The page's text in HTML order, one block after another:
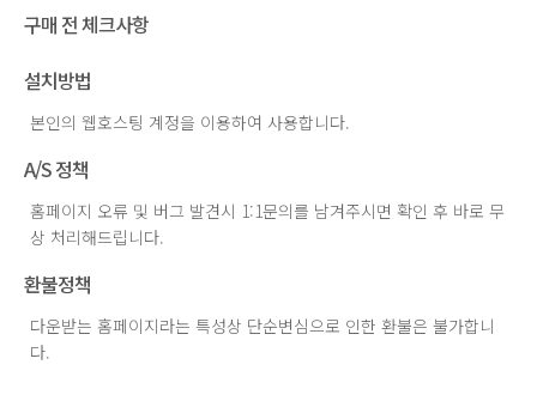
구매 전 체크사항
설치방법
본인의 웹호스팅 계정을 이용하여 사용합니다.
A/S 정책
홈페이지 오류 및 버그 발견시 1:1문의를 남겨주시면 확인 후 바로 무
상 처리해드립니다.
환불정책
다운받는 홈페이지라는 특성상 단순변심으로 인한 환불은 불가합니
다.